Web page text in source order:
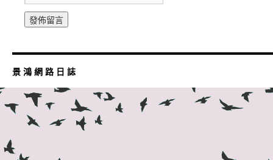
景 鴻 網 路 日 誌